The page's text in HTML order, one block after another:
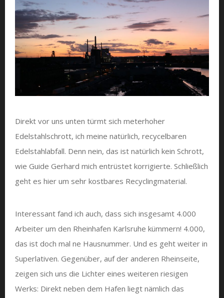
Direkt vor uns unten türmt sich meterhoher
Edelstahlschrott, ich meine natürlich, recycelbaren
Edelstahlabfall. Denn nein, das ist natürlich kein Schrott,
wie Guide Gerhard mich entrüstet korrigierte. Schließlich
geht es hier um sehr kostbares Recyclingmaterial.
Interessant fand ich auch, dass sich insgesamt 4.000
Arbeiter um den Rheinhafen Karlsruhe kümmern! 4.000,
das ist doch mal ne Hausnummer. Und es geht weiter in
Superlativen. Gegenüber, auf der anderen Rheinseite,
zeigen sich uns die Lichter eines weiteren riesigen
Werks: Direkt neben dem Hafen liegt nämlich das